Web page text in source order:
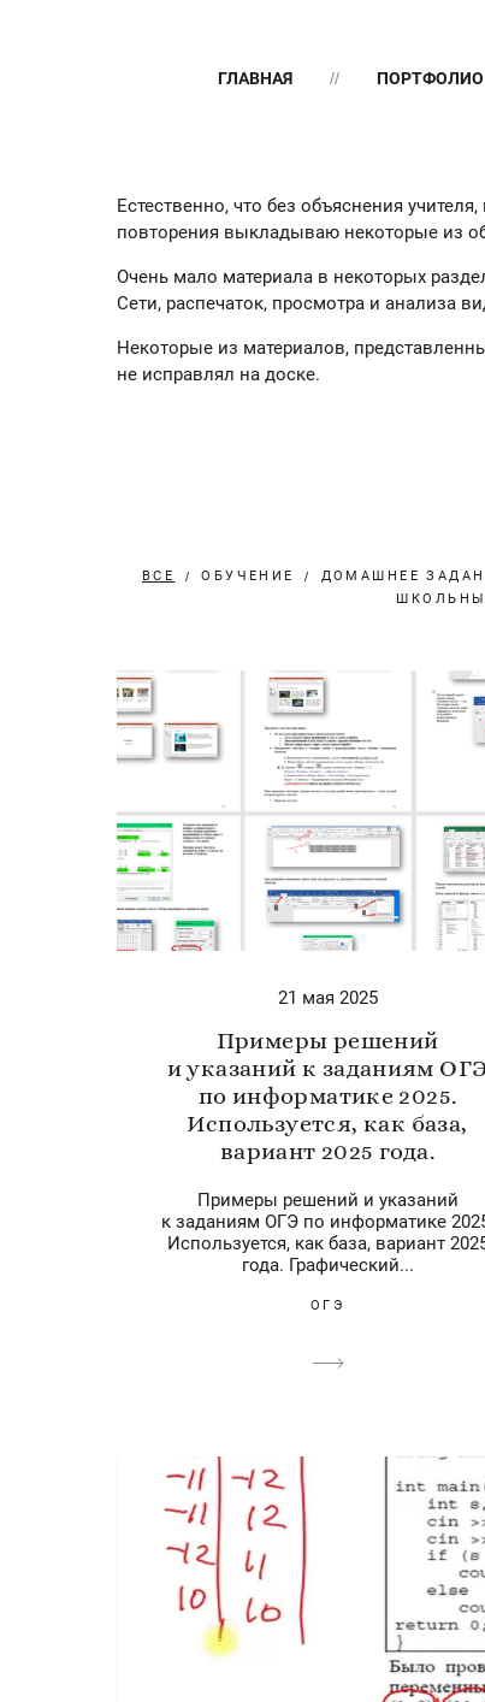
ГЛАВНАЯ ПОРТФОЛИО
Естественно, что без объяснения
повторения выкладываю некоторые из
Очень мало материала в некоторых
Сети, распечаток, просмотра и анализа
Некоторые из материалов,
не исправлял на доске.
ВСЕ ОБУЧЕНИЕ ДОМАШНЕЕ
21 мая 2025
Примеры решений
и указаний к заданиям
по информатике 2025.
Используется, как база,
вариант 2025 года.
Примеры решений и указаний
к заданиям ОГЭ по информатике
Используется, как база, вариант
года. Графический...
ОГЭ